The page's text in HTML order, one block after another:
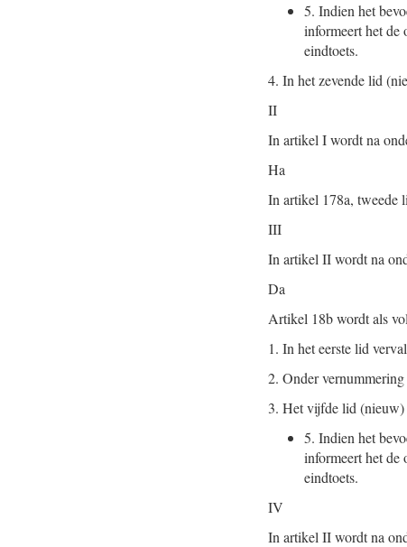
5. Indien het
informeert het de
eindtoets.
4. In het zevende lid
II
In artikel I wordt na
Ha
In artikel 178a, tweede
III
In artikel II wordt na
Da
Artikel 18b wordt als
1. In het eerste lid
2. Onder
3. Het vijfde lid
5. Indien het
informeert het de
eindtoets.
IV
In artikel II wordt na